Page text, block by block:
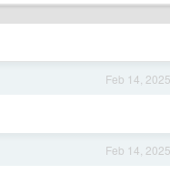
Feb 14, 2025
Feb 14, 2025